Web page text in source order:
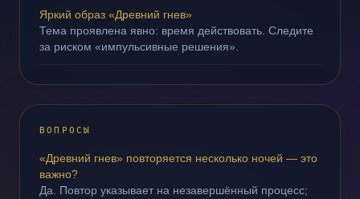
Яркий образ «Древний гнев»
Тема проявлена явно: время действовать. Следите
за риском «импульсивные решения».
ВОПРОСЫ
«Древний гнев» повторяется несколько ночей — это
важно?
Да. Повтор указывает на незавершённый процесс;